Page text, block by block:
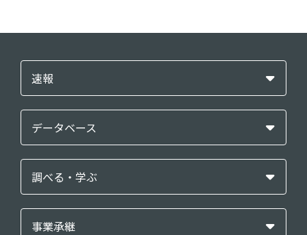
速報
データベース
調べる・学ぶ
事業承継